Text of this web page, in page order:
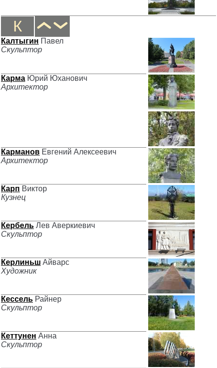
К
Калтыгин Павел
Скульптор
Карма Юрий Юханович
Архитектор
Карманов Евгений Алексеевич
Архитектор
Карп Виктор
Кузнец
Кербель Лев Аверкиевич
Скульптор
Керлиньш Айварс
Художник
Кессель Райнер
Скульптор
Кеттунен Анна
Скульптор